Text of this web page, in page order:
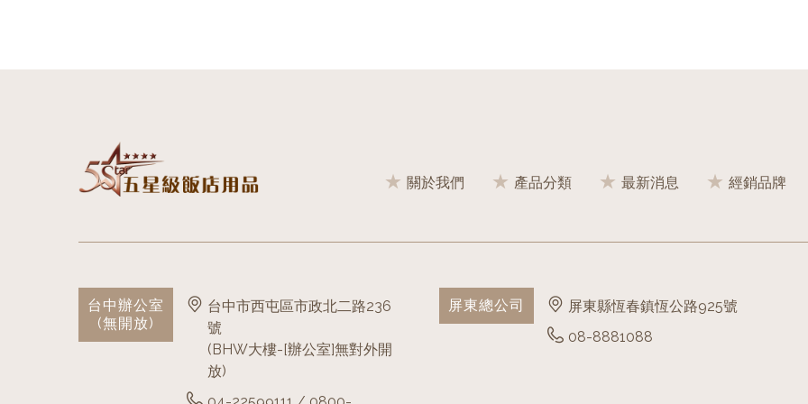
關於我們 產品分類 最新消息 經銷品牌
台中辦公室
(無開放)
台中市西屯區市政北二路236
號
(BHW大樓-[辦公室]無對外開
放)
屏東總公司
屏東縣恆春鎮恆公路925號
08-8881088